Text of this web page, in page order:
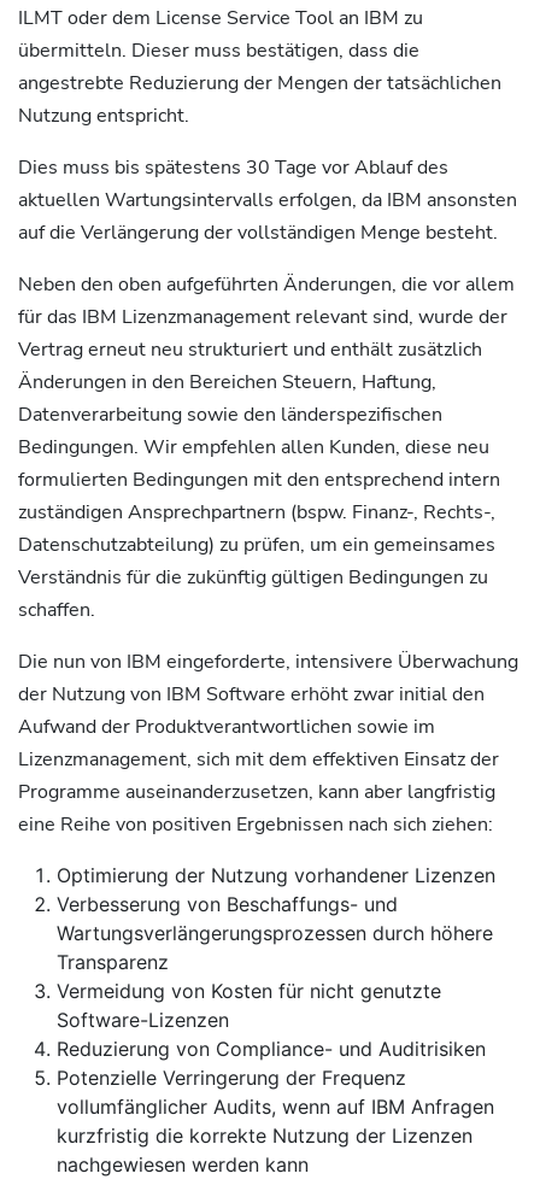
ILMT oder dem License Service Tool an IBM zu
übermitteln. Dieser muss bestätigen, dass die
angestrebte Reduzierung der Mengen der tatsächlichen
Nutzung entspricht.
Dies muss bis spätestens 30 Tage vor Ablauf des
aktuellen Wartungsintervalls erfolgen, da IBM ansonsten
auf die Verlängerung der vollständigen Menge besteht.
Neben den oben aufgeführten Änderungen, die vor allem
für das IBM Lizenzmanagement relevant sind, wurde der
Vertrag erneut neu strukturiert und enthält zusätzlich
Änderungen in den Bereichen Steuern, Haftung,
Datenverarbeitung sowie den länderspezifischen
Bedingungen. Wir empfehlen allen Kunden, diese neu
formulierten Bedingungen mit den entsprechend intern
zuständigen Ansprechpartnern (bspw. Finanz-, Rechts-,
Datenschutzabteilung) zu prüfen, um ein gemeinsames
Verständnis für die zukünftig gültigen Bedingungen zu
schaffen.
Die nun von IBM eingeforderte, intensivere Überwachung
der Nutzung von IBM Software erhöht zwar initial den
Aufwand der Produktverantwortlichen sowie im
Lizenzmanagement, sich mit dem effektiven Einsatz der
Programme auseinanderzusetzen, kann aber langfristig
eine Reihe von positiven Ergebnissen nach sich ziehen:
Optimierung der Nutzung vorhandener Lizenzen
Verbesserung von Beschaffungs- und
Wartungsverlängerungsprozessen durch höhere
Transparenz
Vermeidung von Kosten für nicht genutzte
Software-Lizenzen
Reduzierung von Compliance- und Auditrisiken
Potenzielle Verringerung der Frequenz
vollumfänglicher Audits, wenn auf IBM Anfragen
kurzfristig die korrekte Nutzung der Lizenzen
nachgewiesen werden kann